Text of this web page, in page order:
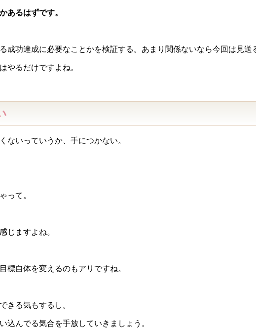
あるはずです。
功達成に必要なことかを検証する。あまり関係ないなら今回は見送
やるだけですよね。
ないっていうか、手につかない。
って。
じますよね。
標自体を変えるのもアリですね。
きる気もするし。
込んでる気合を手放していきましょう。